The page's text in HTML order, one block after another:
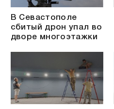
В Севастополе
сбитый дрон упал во
дворе многоэтажки